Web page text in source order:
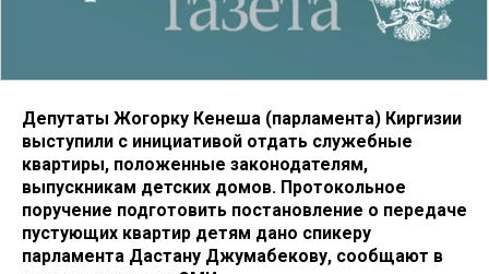
Депутаты Жогорку Кенеша (парламента) Киргизии
выступили с инициативой отдать служебные
квартиры, положенные законодателям,
выпускникам детских домов. Протокольное
поручение подготовить постановление о передаче
пустующих квартир детям дано спикеру
парламента Дастану Джумабекову, сообщают в